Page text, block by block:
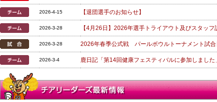
2026-4-15 【退団選手のお知らせ】
2026-3-28 【4月26日】2026年選手トライアウト及びスタッ
2026-3-28 2026年春季公式戦 パールボウルトーナメント試合
2026-3-4 鹿日記「第14回健康フェスティバルに参加しました